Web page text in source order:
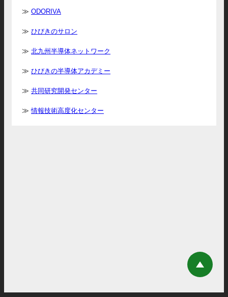
ODORIVA
ひびきのサロン
北九州半導体ネットワーク
ひびきの半導体アカデミー
共同研究開発センター
情報技術高度化センター